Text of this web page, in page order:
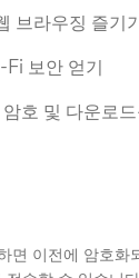
브라우징 즐기기
보안 얻기
호 및 다운로
면 이전에 암호화